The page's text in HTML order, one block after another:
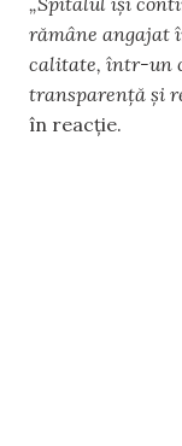
rămâne angajat
calitate, într-un
transparență și
în reacție.